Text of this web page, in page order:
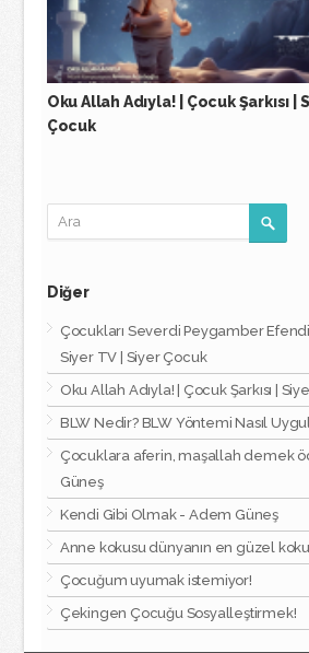
Oku Allah Adıyla! | Çocuk Şarkısı |
Çocuk
Diğer
Çocukları Severdi Peygamber
Siyer TV | Siyer Çocuk
Oku Allah Adıyla! | Çocuk Şarkısı |
BLW Nedir? BLW Yöntemi Nasıl
Çocuklara aferin, maşallah demek
Güneş
Kendi Gibi Olmak - Adem Güneş
Anne kokusu dünyanın en güzel
Çocuğum uyumak istemiyor!
Çekingen Çocuğu Sosyalleştirmek!